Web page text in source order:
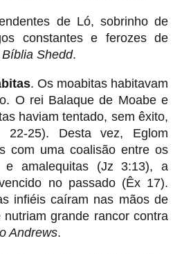
de Ló, sobrinho de
constantes e ferozes de
Bíblia Shedd.
. Os moabitas habitavam
O rei Balaque de Moabe e
haviam tentado, sem êxito,
22-25). Desta vez, Eglom
com uma coalisão entre os
e amalequitas (Jz 3:13), a
no passado (Êx 17).
infiéis caíram nas mãos de
grande rancor contra
Andrews.